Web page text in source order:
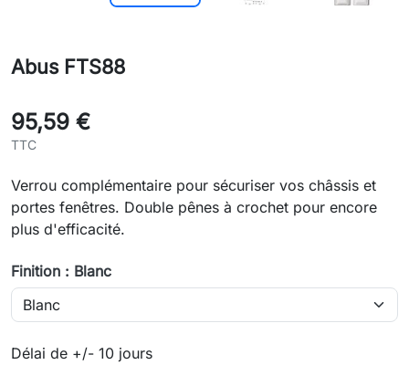
Abus FTS88
95,59 €
TTC
Verrou complémentaire pour sécuriser vos châssis et
portes fenêtres. Double pênes à crochet pour encore
plus d'efficacité.
Finition : Blanc
Délai de +/- 10 jours